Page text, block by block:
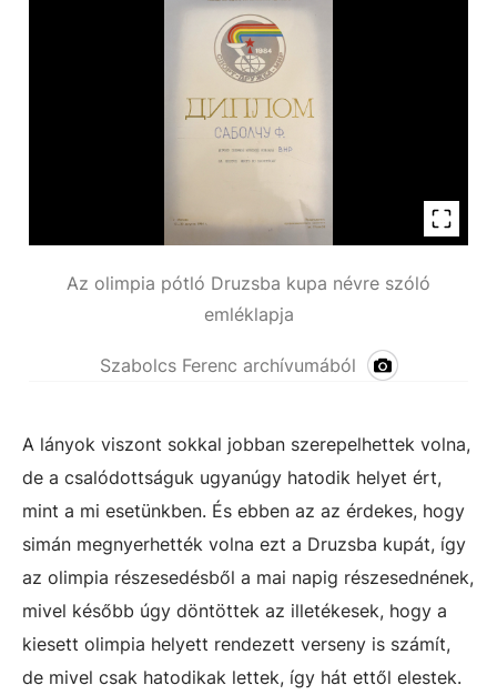
Az olimpia pótló Druzsba kupa névre szóló
emléklapja
Szabolcs Ferenc archívumából
A lányok viszont sokkal jobban szerepelhettek volna,
de a csalódottságuk ugyanúgy hatodik helyet ért,
mint a mi esetünkben. És ebben az az érdekes, hogy
simán megnyerhették volna ezt a Druzsba kupát, így
az olimpia részesedésből a mai napig részesednének,
mivel később úgy döntöttek az illetékesek, hogy a
kiesett olimpia helyett rendezett verseny is számít,
de mivel csak hatodikak lettek, így hát ettől elestek.